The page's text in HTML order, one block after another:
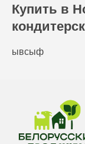
Купить в
ывсыф